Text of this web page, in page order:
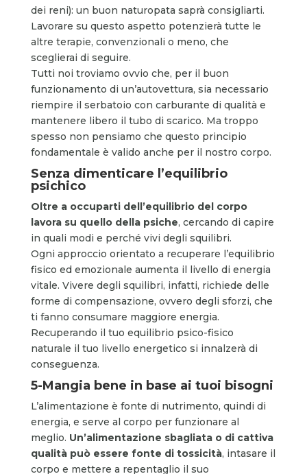
dei reni): un buon naturopata saprà consigliarti.
Lavorare su questo aspetto potenzierà tutte le
altre terapie, convenzionali o meno, che
sceglierai di seguire.
Tutti noi troviamo ovvio che, per il buon
funzionamento di un’autovettura, sia necessario
riempire il serbatoio con carburante di qualità e
mantenere libero il tubo di scarico. Ma troppo
spesso non pensiamo che questo principio
fondamentale è valido anche per il nostro corpo.
Senza dimenticare l’equilibrio
psichico
Oltre a occuparti dell’equilibrio del corpo
lavora su quello della psiche, cercando di capire
in quali modi e perché vivi degli squilibri.
Ogni approccio orientato a recuperare l’equilibrio
fisico ed emozionale aumenta il livello di energia
vitale. Vivere degli squilibri, infatti, richiede delle
forme di compensazione, ovvero degli sforzi, che
ti fanno consumare maggiore energia.
Recuperando il tuo equilibrio psico-fisico
naturale il tuo livello energetico si innalzerà di
conseguenza.
5-Mangia bene in base ai tuoi bisogni
L’alimentazione è fonte di nutrimento, quindi di
energia, e serve al corpo per funzionare al
meglio. Un’alimentazione sbagliata o di cattiva
qualità può essere fonte di tossicità, intasare il
corpo e mettere a repentaglio il suo